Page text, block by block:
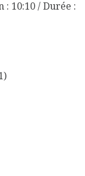
: 10:10 / Durée :